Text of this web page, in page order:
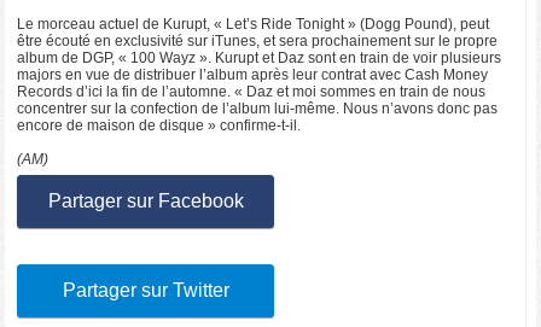
Le morceau actuel de Kurupt, « Let’s Ride Tonight » (Dogg Pound), peut
être écouté en exclusivité sur iTunes, et sera prochainement sur le propre
album de DGP, « 100 Wayz ». Kurupt et Daz sont en train de voir plusieurs
majors en vue de distribuer l’album après leur contrat avec Cash Money
Records d’ici la fin de l’automne. « Daz et moi sommes en train de nous
concentrer sur la confection de l’album lui-même. Nous n’avons donc pas
encore de maison de disque » confirme-t-il.
(AM)
Partager sur Facebook
Partager sur Twitter